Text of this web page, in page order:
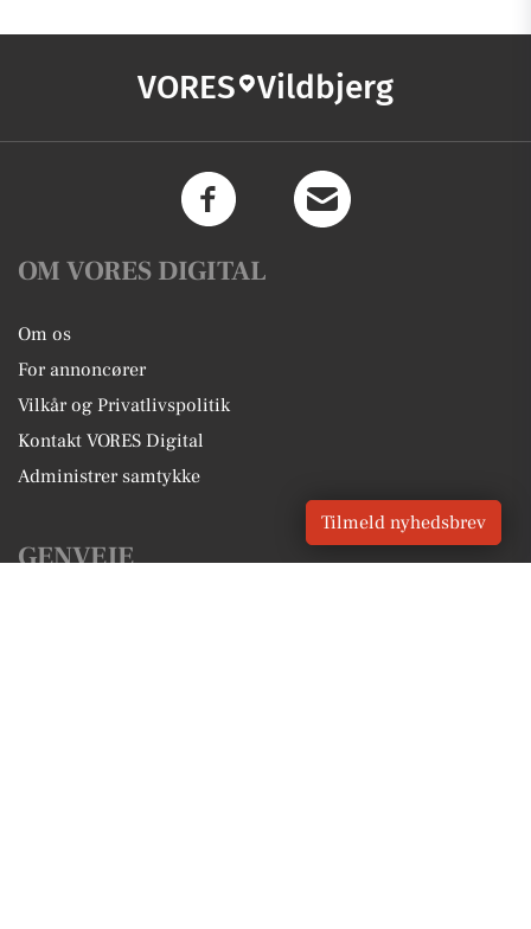
VORES Vildbjerg
OM VORES DIGITAL
Om os
For annoncører
Vilkår og Privatlivspolitik
Kontakt VORES Digital
Administrer samtykke
GENVEJE
Tilmeld nyhedsbrev